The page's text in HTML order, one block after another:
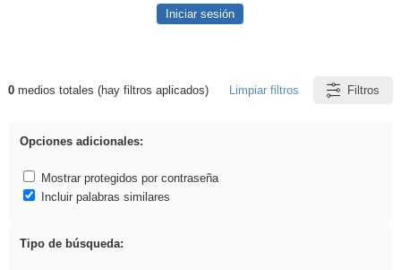
Iniciar sesión
Resultados de: iessanisidro
0medios totales (hay filtros aplicados) Limpiar filtros Filtros
Opciones adicionales:
Mostrar protegidos por contraseña
Incluir palabras similares
Tipo de búsqueda: